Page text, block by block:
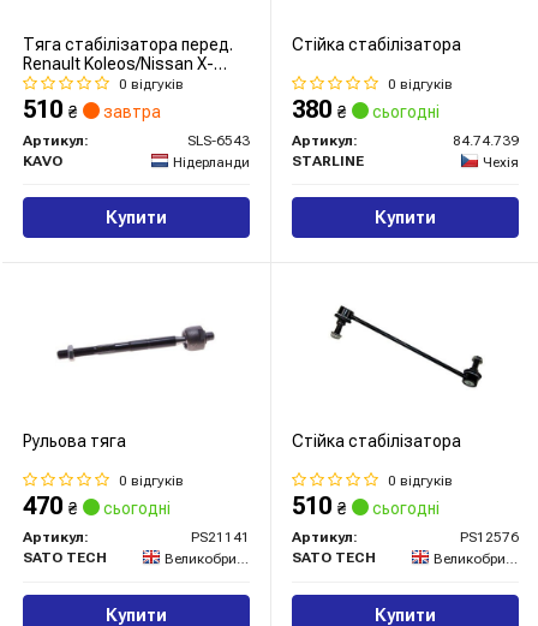
Тяга cтабілізатора перед.
Renault Koleos/Nissan X-
Trail/Qashqai/Murano 03- Л.
0 відгуків
510 ₴ завтра
Артикул:
SLS-6543
KAVO
Нідерланди
Купити
Стійка стабілізатора
0 відгуків
380 ₴ сьогодні
Артикул:
84.74.739
STARLINE
Чехія
Купити
Рульова тяга
0 відгуків
470 ₴ сьогодні
Артикул:
PS21141
SATO TECH
Великобританія
Купити
Стійка стабілізатора
0 відгуків
510 ₴ сьогодні
Артикул:
PS12576
SATO TECH
Великобританія
Купити